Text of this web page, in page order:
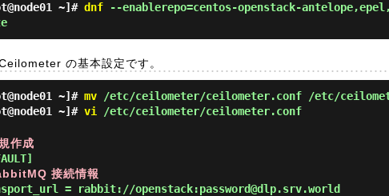
~]# dnf --enablerepo=centos-openstack-
の基本設定です。
~]# mv /etc/ceilometer/ceilometer.conf /etc/
~]# vi /etc/ceilometer/ceilometer.conf
作成
接続情報
= rabbit://openstack:password@dlp.srv.world